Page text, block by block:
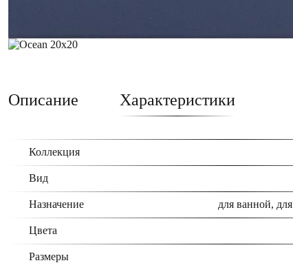
Описание Характеристики
Коллекция
Вид
Назначение для ванной,
Цвета
Размеры